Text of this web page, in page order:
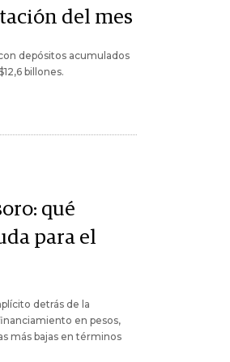
del mes
depósitos acumulados
billones.
qué
para el
detrás de la
en pesos,
más bajas en términos